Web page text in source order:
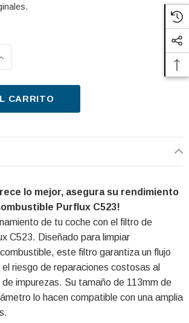
CANTIDAD DE FILTRO COMBUSTIBLE
LA CANTIDAD DE FILTRO
CARRITO
lo mejor, asegura su rendimiento
Purflux C523!
de tu coche con el filtro de
C523. Diseñado para limpiar
este filtro garantiza un flujo
riesgo de reparaciones costosas al
impurezas. Su tamaño de 113mm de
lo hacen compatible con una amplia